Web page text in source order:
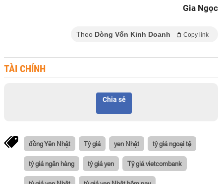
Gia Ngọc
Theo Dòng Vốn Kinh Doanh Copy link
TÀI CHÍNH
Chia sẻ
đồng Yên Nhật Tỷ giá yen Nhật tỷ giá ngoại tệ
tỷ giá ngân hàng tỷ giá yen Tỷ giá vietcombank